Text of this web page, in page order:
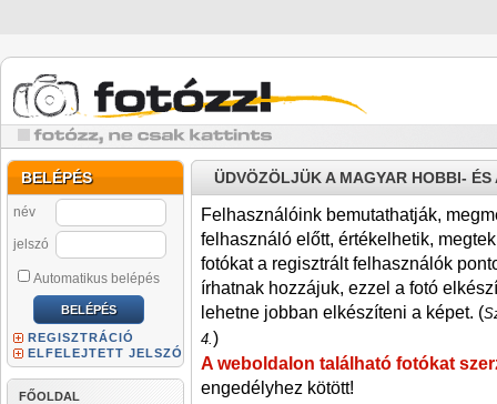
BELÉPÉS
név
jelszó
Automatikus belépés
REGISZTRÁCIÓ
ELFELEJTETT JELSZÓ
FŐOLDAL
ÜDVÖZÖLJÜK A MAGYAR HOBBI-
Felhasználóink bemutathatják,
felhasználó előtt, értékelhetik,
fotókat a regisztrált felhasználók
írhatnak hozzájuk, ezzel a fotó
lehetne jobban elkészíteni a képet. (
4.)
A weboldalon található fotókat
engedélyhez kötött!